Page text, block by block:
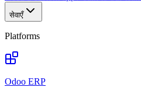
सेवाएँ
Platforms
Odoo ERP